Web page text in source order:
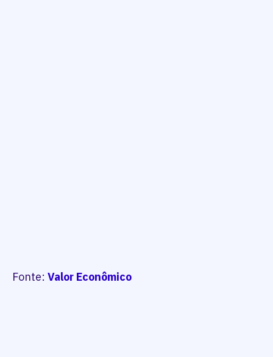
Fonte: Valor Econômico